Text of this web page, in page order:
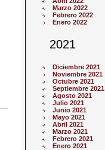
Marzo 2022
Febrero 2022
Enero 2022
2021
Diciembre 2021
Noviembre 2021
Octubre 2021
Septiembre 2021
Agosto 2021
Julio 2021
Junio 2021
Mayo 2021
Abril 2021
Marzo 2021
Febrero 2021
Enero 2021